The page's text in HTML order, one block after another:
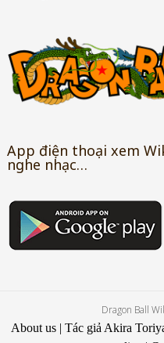
App điện thoại xem
nghe nhạc…
Dragon Ball
About us| Tác giả Akira